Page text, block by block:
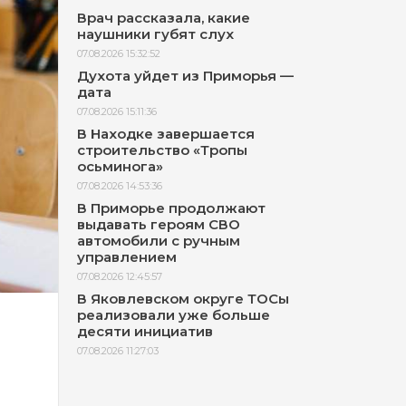
Врач рассказала, какие
наушники губят слух
07.08.2026 15:32:52
Духота уйдет из Приморья —
дата
07.08.2026 15:11:36
В Находке завершается
строительство «Тропы
осьминога»
07.08.2026 14:53:36
В Приморье продолжают
выдавать героям СВО
автомобили с ручным
управлением
07.08.2026 12:45:57
В Яковлевском округе ТОСы
реализовали уже больше
десяти инициатив
07.08.2026 11:27:03